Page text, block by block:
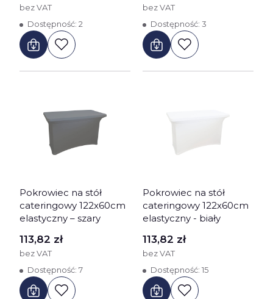
bez VAT
Dostępność: 2
bez VAT
Dostępność: 3
Pokrowiec na stół
cateringowy 122x60cm
elastyczny – szary
Cena
113,82 zł
bez VAT
Dostępność: 7
Pokrowiec na stół
cateringowy 122x60cm
elastyczny - biały
Cena
113,82 zł
bez VAT
Dostępność: 15